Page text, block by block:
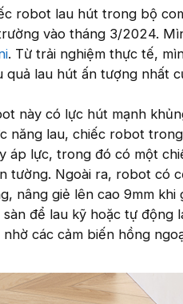
robot lau hút trong bộ
vào tháng 3/2024.
. Từ trải nghiệm thực tế,
quả lau hút ấn tượng nhất
này có lực hút mạnh
năng lau, chiếc robot
áp lực, trong đó có một
tường. Ngoài ra, robot có
nâng giẻ lên cao 9mm
sàn để lau kỹ hoặc tự động
nhờ các cảm biến hồng